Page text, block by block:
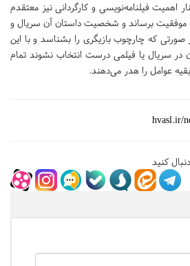
اهمیت فیلنامه‌نویسی و کارگردانی نیز معتقدم
موفقیت برساند و شخصیت داستان آن سریال و
صورتی که چارچوب بازیگری را بشناسد و با این
در سریال یا فیلمی درست انتخاب نشوند تمام
عوامل را هدر می‌دهند.
hvasl.ir/
کنید